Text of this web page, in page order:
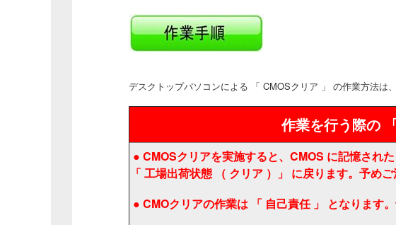
デスクトップパソコンによる 「 CMOSクリア 」 の作業方法は、
作業を行う際の
● CMOSクリアを実施すると、CMOS に記憶され
「 工場出荷状態 （ クリア ）」 に戻ります。予めご
● CMOクリアの作業は 「 自己責任 」 となります